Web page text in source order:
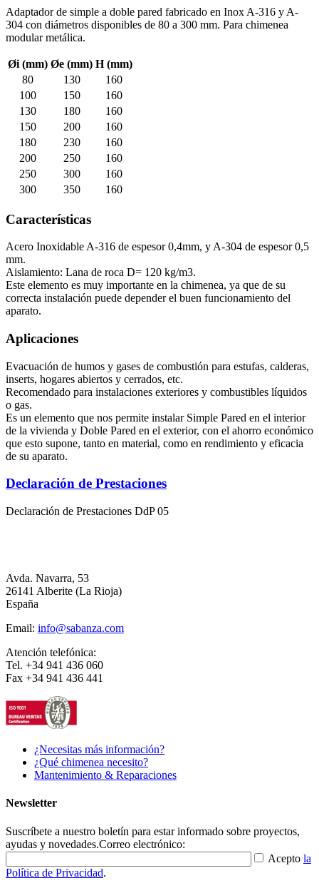
Adaptador de simple a doble pared fabricado en Inox A-316 y A-
304 con diámetros disponibles de 80 a 300 mm. Para chimenea
modular metálica.
Øi (mm) Øe (mm) H (mm)
80
130
160
100
150
160
130
180
160
150
200
160
180
230
160
200
250
160
250
300
160
300
350 160
Características
Acero Inoxidable A-316 de espesor 0,4mm, y A-304 de espesor 0,5
mm.
Aislamiento: Lana de roca D= 120 kg/m3.
Este elemento es muy importante en la chimenea, ya que de su
correcta instalación puede depender el buen funcionamiento del
aparato.
Aplicaciones
Evacuación de humos y gases de combustión para estufas, calderas,
inserts, hogares abiertos y cerrados, etc.
Recomendado para instalaciones exteriores y combustibles líquidos
o gas.
Es un elemento que nos permite instalar Simple Pared en el interior
de la vivienda y Doble Pared en el exterior, con el ahorro económico
que esto supone, tanto en material, como en rendimiento y eficacia
de su aparato.
Declaración de Prestaciones
Declaración de Prestaciones DdP 05
Avda. Navarra, 53
26141 Alberite (La Rioja)
España
Email: info@sabanza.com
Atención telefónica:
Tel. +34 941 436 060
Fax +34 941 436 441
¿Necesitas más información?
¿Qué chimenea necesito?
Mantenimiento & Reparaciones
Newsletter
Suscríbete a nuestro boletín para estar informado sobre proyectos,
ayudas y novedades.Correo electrónico:
Acepto la
Política de Privacidad.